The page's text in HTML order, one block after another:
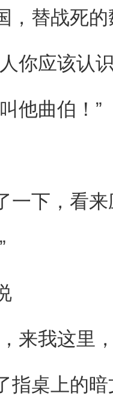
，替战死
应该认识
他曲伯！”
下，看来
我这里，
桌上的暗